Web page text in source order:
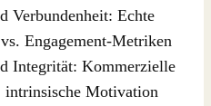
Verbundenheit: Echte
Engagement-Metriken
Integrität: Kommerzielle
intrinsische Motivation